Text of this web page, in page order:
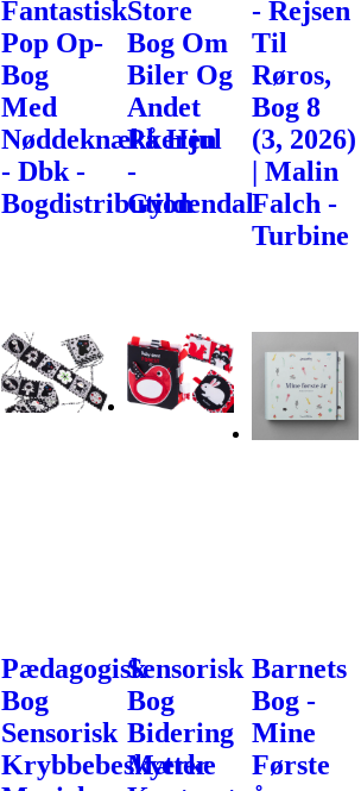
Fantastisk
Pop Op-
Bog
Med
Nøddeknækkeren
- Dbk -
Bogdistribution
Store
Bog Om
Biler Og
Andet
På Hjul
-
Gyldendal
- Rejsen
Til
Røros,
Bog 8
(3, 2026)
| Malin
Falch -
Turbine
Pædagogisk
Bog
Sensorisk
Krybbebeskytter
Sensorisk
Bog
Bidering
Mærke
Barnets
Bog -
Mine
Første